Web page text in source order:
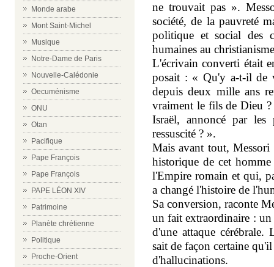
Monde arabe
Mont Saint-Michel
Musique
Notre-Dame de Paris
Nouvelle-Calédonie
Oecuménisme
ONU
Otan
Pacifique
Pape François
Pape François
PAPE LÉON XIV
Patrimoine
Planète chrétienne
Politique
Proche-Orient
ne trouvait pas ».
société, de la pauvreté
politique et social des
humaines au
L'écrivain converti était
posait : « Qu'y a-t-il de
depuis deux mille ans
vraiment le fils de Dieu
Israël, annoncé par
ressuscité ? ».
Mais avant tout, Messori
historique de cet
l'Empire romain et qui,
a changé l'histoire de
Sa conversion, raconte
un fait extraordinaire :
d'une attaque
sait de façon certaine
d'hallucinations.